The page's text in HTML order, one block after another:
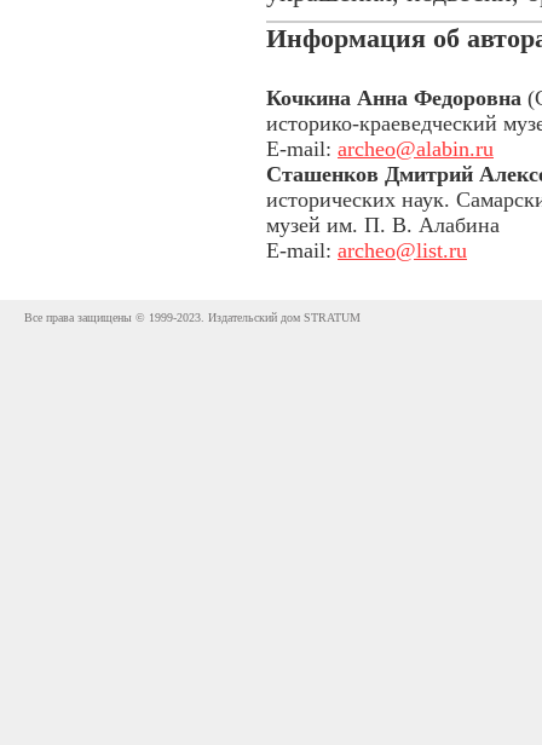
Информация об
Кочкина Анна Федоровна
историко-краеведческий
E-mail: archeo@alabin.ru
Сташенков Дмитрий
исторических наук.
музей им. П. В. Алабина
E-mail: archeo@list.ru
Все права защищены © 1999-2023. Издательский дом STRATUM